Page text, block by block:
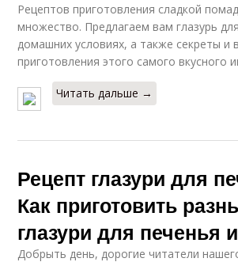
Рецептов приготовления сладкой
множество. Предлагаем вам глазурь
домашних условиях, а также секреты и
приготовления этого самого вкусного
Читать дальше →
Рецепт глазури для
Как приготовить
глазури для печенья
Добрыть день, дорогие читатели